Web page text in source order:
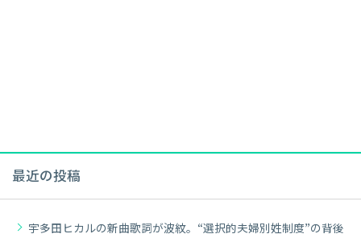
最近の投稿
宇多田ヒカルの新曲歌詞が波紋。“選択的夫婦別姓制度”の背後